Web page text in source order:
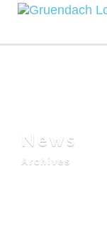
News
Archives